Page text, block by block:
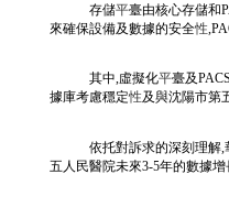
存儲平臺由核心存儲和
來確保設備及數據的安全性
其中,虛擬化平臺及PACS
據庫考慮穩定性及與沈陽市第
依托對訴求的深刻理解
五人民醫院未來3-5年的數據增